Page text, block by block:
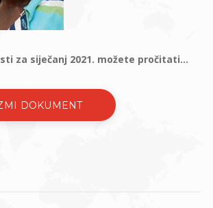
za siječanj 2021. možete pročitati...
DOKUMENT